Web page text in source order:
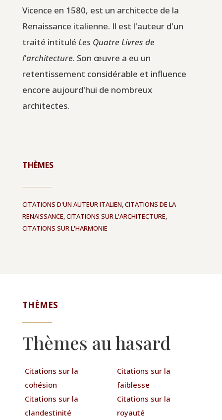
Vicence en 1580, est un architecte de la
Renaissance italienne. Il est l'auteur d'un
traité intitulé Les Quatre Livres de
l'architecture. Son œuvre a eu un
retentissement considérable et influence
encore aujourd'hui de nombreux
architectes.
THÈMES
CITATIONS D'UN AUTEUR ITALIEN,CITATIONS DE LA
RENAISSANCE,CITATIONS SUR L'ARCHITECTURE,
CITATIONS SUR L'HARMONIE
THÈMES
Thèmes au hasard
Citations sur la
cohésion
Citations sur la
clandestinité
Citations sur la
faiblesse
Citations sur la
royauté